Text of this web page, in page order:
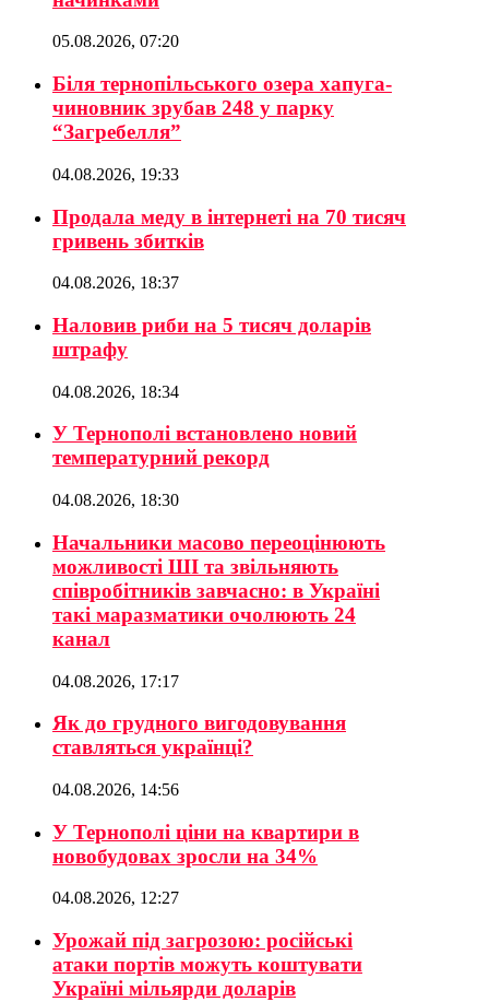
05.08.2026, 07:20
Біля тернопільського озера хапуга-
чиновник зрубав 248 у парку
“Загребелля”
04.08.2026, 19:33
Продала меду в інтернеті на 70 тисяч
гривень збитків
04.08.2026, 18:37
Наловив риби на 5 тисяч доларів
штрафу
04.08.2026, 18:34
У Тернополі встановлено новий
температурний рекорд
04.08.2026, 18:30
Начальники масово переоцінюють
можливості ШІ та звільняють
співробітників завчасно: в Україні
такі маразматики очолюють 24
канал
04.08.2026, 17:17
Як до грудного вигодовування
ставляться українці?
04.08.2026, 14:56
У Тернополі ціни на квартири в
новобудовах зросли на 34%
04.08.2026, 12:27
Урожай під загрозою: російські
атаки портів можуть коштувати
Україні мільярди доларів